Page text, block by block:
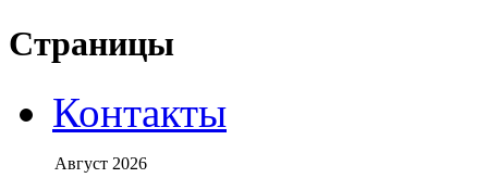
Страницы
Контакты
Август 2026